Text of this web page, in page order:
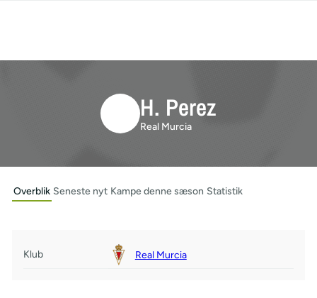
H. Perez
Real Murcia
Overblik Seneste nyt Kampe denne sæson Statistik
Klub Real Murcia